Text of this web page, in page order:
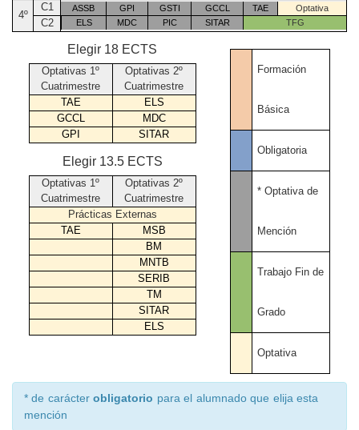
4º
C1 ASSB GPI GSTI GCCL TAE
Optativa
ELS
MDC PIC SITAR TFG
C2
Elegir 18 ECTS
Optativas 1º
Cuatrimestre
Optativas 2º
Cuatrimestre
TAE
ELS
GCCL
MDC
GPI
SITAR
Elegir 13.5 ECTS
Optativas 1º
Cuatrimestre
Optativas 2º
Cuatrimestre
Prácticas Externas
TAE
MSB
BM
MNTB
SERIB
TM
SITAR
ELS
Formación
Básica
Obligatoria
* Optativa de
Mención
Trabajo Fin de
Grado
Optativa
* de carácterobligatorio para el alumnado que elija esta
mención